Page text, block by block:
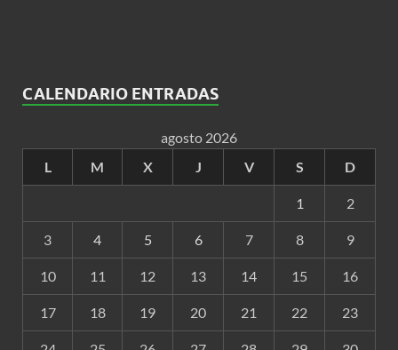
CALENDARIO ENTRADAS
agosto 2026
L
M X J V S D
1 2
3 4 5 6 7 8 9
10 11 12 13 14 15 16
17 18 19 20 21 22 23